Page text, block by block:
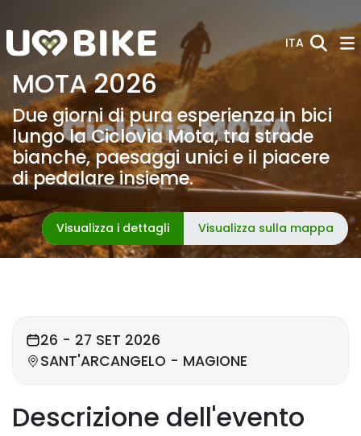
ITA
MOTA 2026
Due giorni di pura esperienza in bici
lungo la Ciclovia Mota, tra strade
bianche, paesaggi unici e il piacere
di pedalare insieme.
Visualizza i dettagli Visualizza sulla mappa
26 - 27 SET 2026
SANT'ARCANGELO - MAGIONE
Descrizione dell'evento